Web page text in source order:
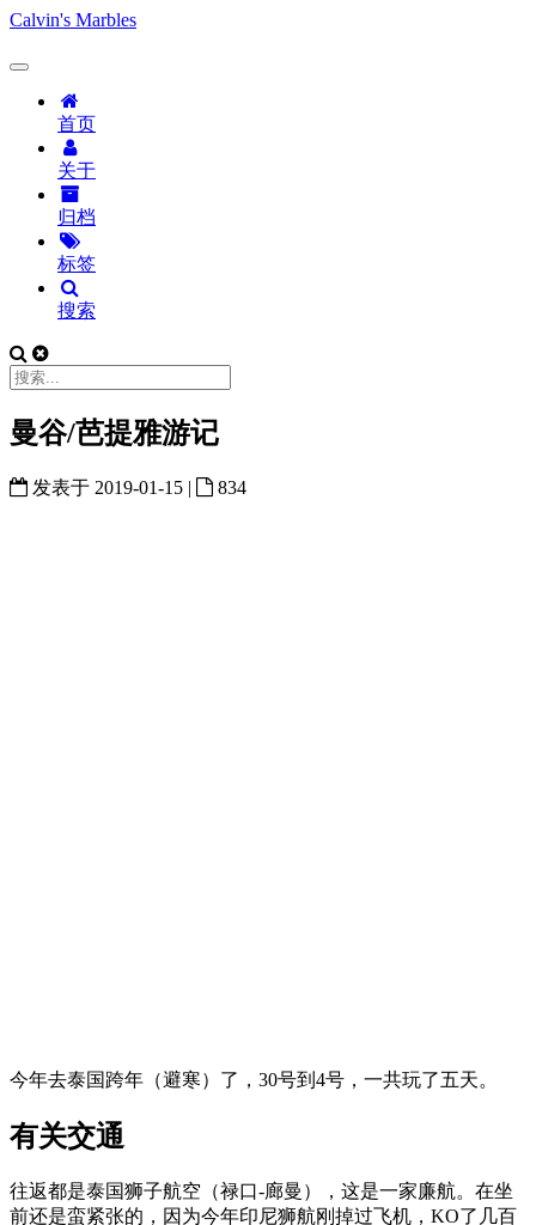
Calvin's Marbles
首页
关于
归档
标签
搜索
曼谷/芭提雅游记
发表于 2019-01-15 | 834
今年去泰国跨年（避寒）了，30号到4号，一共玩了五天。
有关交通
往返都是泰国狮子航空（禄口-廊曼），这是一家廉航。在坐
前还是蛮紧张的，因为今年印尼狮航刚掉过飞机，KO了几百